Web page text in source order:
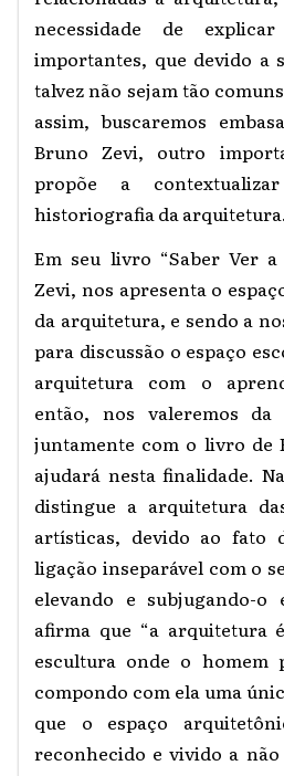
necessidade de
importantes, que devido a
talvez não sejam tão
assim, buscaremos
Bruno Zevi, outro
propõe a
historiografia da arquitetura.
Em seu livro “Saber Ver a
Zevi, nos apresenta o
da arquitetura, e sendo a
para discussão o espaço
arquitetura com o
então, nos valeremos
juntamente com o livro de
ajudará nesta finalidade.
distingue a arquitetura
artísticas, devido ao fato
ligação inseparável com o
elevando e subjugando-o
afirma que “a arquitetura
escultura onde o homem
compondo com ela uma
que o espaço
reconhecido e vivido a